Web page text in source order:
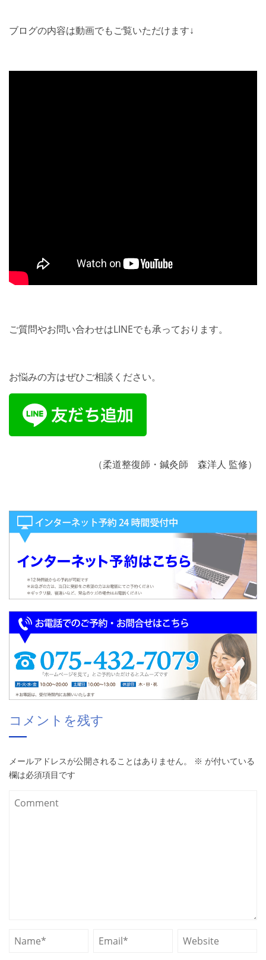
ブログの内容は動画でもご覧いただけます↓
ご質問やお問い合わせはLINEでも承っております。
お悩みの方はぜひご相談ください。
（柔道整復師・鍼灸師 森洋人 監修）
コメントを残す
メールアドレスが公開されることはありません。 ※ が付いている
欄は必須項目です